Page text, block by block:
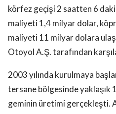
körfez geçişi 2 saatten 6
maliyeti 1,4 milyar dolar,
maliyeti 11 milyar dolara
Otoyol A.Ş. tarafından
2003 yılında kurulmaya
tersane bölgesinde yaklaşık
geminin üretimi gerçekleşti.